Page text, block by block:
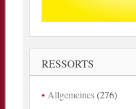
RESSORTS
Allgemeines(276)